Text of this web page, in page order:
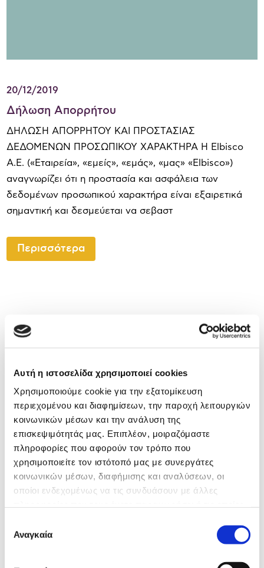
Αυτή η ιστοσελίδα χρησιμοποιεί cookies
Χρησιμοποιούμε cookie για την εξατομίκευση
περιεχομένου και διαφημίσεων, την παροχή λειτουργιών
κοινωνικών μέσων και την ανάλυση της
επισκεψιμότητάς μας. Επιπλέον, μοιραζόμαστε
πληροφορίες που αφορούν τον τρόπο που
χρησιμοποιείτε τον ιστότοπό μας με συνεργάτες
κοινωνικών μέσων, διαφήμισης και αναλύσεων, οι
οποίοι ενδεχομένως να τις συνδυάσουν με άλλες
των υπηρεσιών τους.
συγκατάθεσης
Αναγκαία
20/12/2019
Δήλωση Απορρήτου
ΔΗΛΩΣΗ ΑΠΟΡΡΗΤΟΥ ΚΑΙ ΠΡΟΣΤΑΣΙΑΣ
ΔΕΔΟΜΕΝΩΝ ΠΡΟΣΩΠΙΚΟΥ ΧΑΡΑΚΤΗΡΑ Η Elbisco
Α.Ε. («Εταιρεία», «εμείς», «εμάς», «μας» «Elbisco»)
αναγνωρίζει ότι η προστασία και ασφάλεια των
δεδομένων προσωπικού χαρακτήρα είναι εξαιρετικά
σημαντική και δεσμεύεται να σεβαστ
Περισσότερα